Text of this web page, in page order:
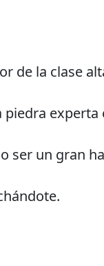
de la clase
piedra experta
ser un gran